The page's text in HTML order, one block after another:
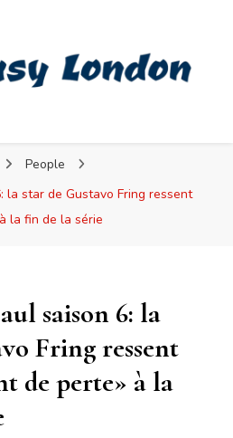
People
la star de Gustavo Fring ressent
la fin de la série
saison 6: la
Fring ressent
de perte» à la